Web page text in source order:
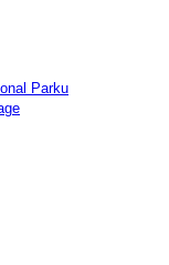
Parku